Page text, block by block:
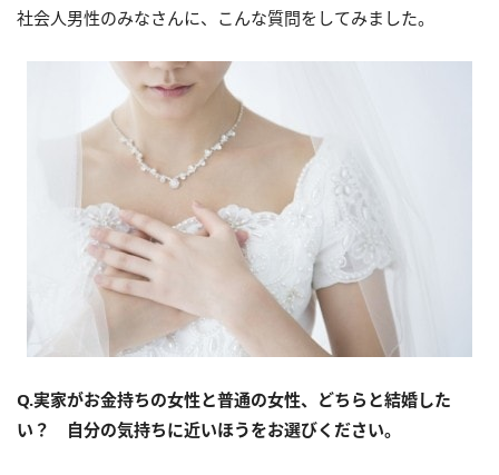
社会人男性のみなさんに、こんな質問をしてみました。
Q.実家がお金持ちの女性と普通の女性、どちらと結婚した
い？ 自分の気持ちに近いほうをお選びください。